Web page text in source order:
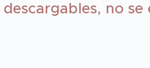
no se